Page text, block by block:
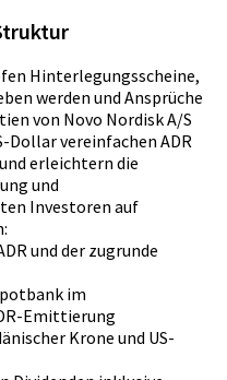
Hinterlegungsscheine,
werden und Ansprüche
von Novo Nordisk A/S
Dollar vereinfachen ADR
erleichtern die
und
Investoren auf
und der zugrunde
im
Emittierung
Krone und US-